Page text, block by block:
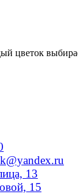
цветок
13
15